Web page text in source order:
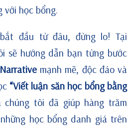
với học bổng.
đầu từ đâu, đừng lo! Tại
sẽ hướng dẫn bạn từng bước
mạnh mẽ, độc đáo và
“Viết luận săn học bổng bằng
tôi đã giúp hàng trăm
học bổng danh giá trên